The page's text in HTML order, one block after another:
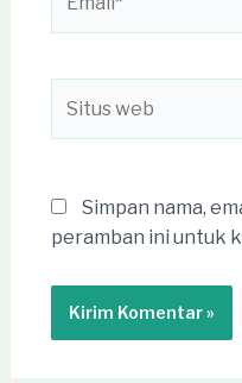
web
Simpan nama,
peramban ini untuk